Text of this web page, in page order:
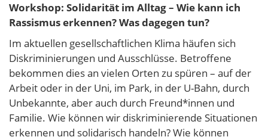
Workshop: Solidarität im Alltag – Wie kann ich
Rassismus erkennen? Was dagegen tun?
Im aktuellen gesellschaftlichen Klima häufen sich
Diskriminierungen und Ausschlüsse. Betroffene
bekommen dies an vielen Orten zu spüren – auf der
Arbeit oder in der Uni, im Park, in der U-Bahn, durch
Unbekannte, aber auch durch Freund*innen und
Familie. Wie können wir diskriminierende Situationen
erkennen und solidarisch handeln? Wie können